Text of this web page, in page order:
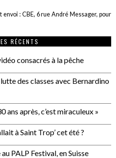
: CBE, 6 rue André Messager, pour
RÉCENTS
consacrés à la pêche
des classes avec Bernardino
ans après, c’est miraculeux »
à Saint Trop’ cet été ?
PALP Festival, en Suisse